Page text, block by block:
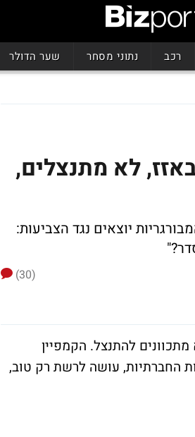
רכב נתוני מסחר שער הדולר
לא מתנצלים,
יוצאים נגד הצביעות:
(30)
מתכוונים להתנצל. הקמפיין
החברתיות, עושה לרשת רק טוב,